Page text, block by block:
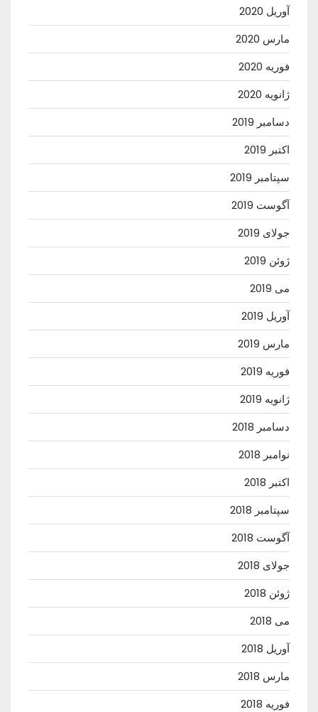
آوریل 2020
مارس 2020
فوریه 2020
ژانویه 2020
دسامبر 2019
اکتبر 2019
سپتامبر 2019
آگوست 2019
جولای 2019
ژوئن 2019
می 2019
آوریل 2019
مارس 2019
فوریه 2019
ژانویه 2019
دسامبر 2018
نوامبر 2018
اکتبر 2018
سپتامبر 2018
آگوست 2018
جولای 2018
ژوئن 2018
می 2018
آوریل 2018
مارس 2018
فوریه 2018